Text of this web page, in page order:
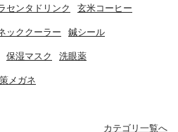
センタドリンク 玄米コーヒー
ッククーラー 鍼シール
保湿マスク 洗眼薬
メガネ
カテゴリ一覧へ